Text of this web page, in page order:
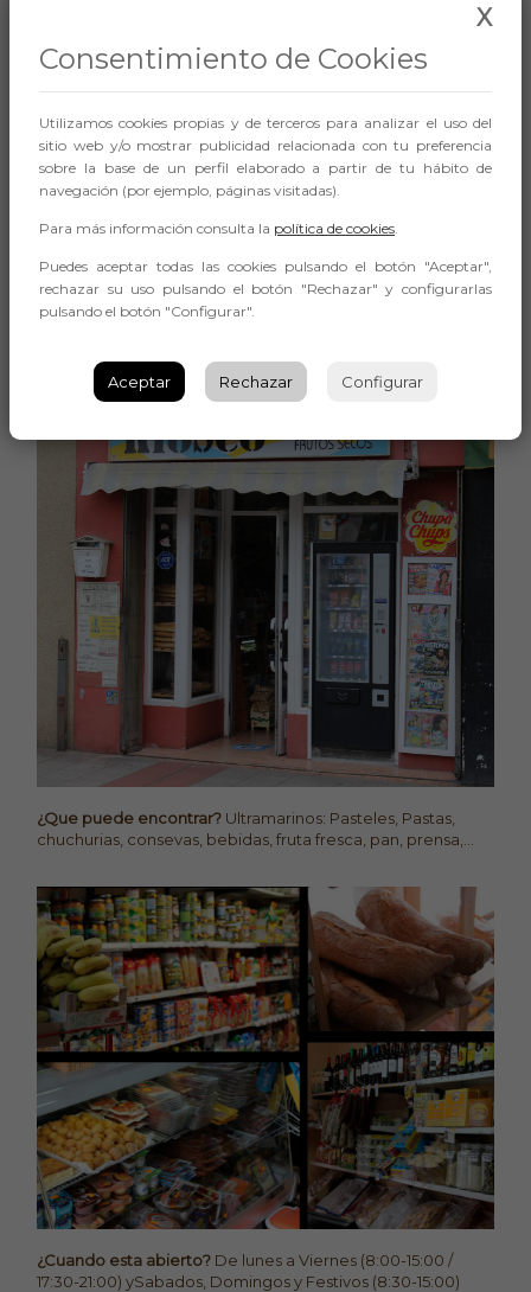
¿Cuando esta abierto? De lunes a Viernes (9:30-15:30 /
17:00-21:30) ySabados, Domingos y Festivos (9:30-21:30)
¿Donde esta? Calle Miguel Zaera 17, a unos 10 metros de Tu
¿Que puede encontrar? Ultramarinos: Pasteles, Pastas,
chuchurias, consevas, bebidas, fruta fresca, pan, prensa,...
¿Cuando esta abierto? De lunes a Viernes (8:00-15:00 /
17:30-21:00) ySabados, Domingos y Festivos (8:30-15:00)
X
Consentimiento de Cookies
Utilizamos cookies propias y de terceros para analizar el uso del
sitio web y/o mostrar publicidad relacionada con tu preferencia
sobre la base de un perfil elaborado a partir de tu hábito de
navegación (por ejemplo, páginas visitadas).
Para más información consulta la política de cookies.
Puedes aceptar todas las cookies pulsando el botón "Aceptar",
rechazar su uso pulsando el botón "Rechazar" y configurarlas
pulsando el botón "Configurar".
Aceptar Rechazar Configurar